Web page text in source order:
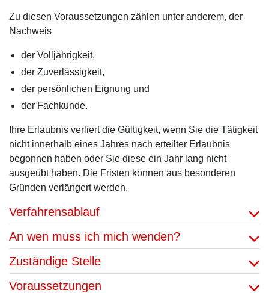
Zu diesen Voraussetzungen zählen unter anderem, der
Nachweis
der Volljährigkeit,
der Zuverlässigkeit,
der persönlichen Eignung und
der Fachkunde.
Ihre Erlaubnis verliert die Gültigkeit, wenn Sie die Tätigkeit
nicht innerhalb eines Jahres nach erteilter Erlaubnis
begonnen haben oder Sie diese ein Jahr lang nicht
ausgeübt haben. Die Fristen können aus besonderen
Gründen verlängert werden.
Verfahrensablauf
An wen muss ich mich wenden?
Zuständige Stelle
Voraussetzungen